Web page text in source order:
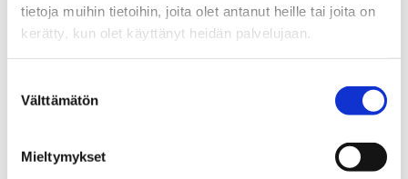
tietoja muihin tietoihin, joita olet antanut heille tai joita on
kerätty, kun olet käyttänyt heidän palvelujaan.
valinta
Välttämätön
Mieltymykset
valheellista tietoa tai vihjauksia, jotka aiheuttavat vahinkoa
tai kärsimystä. Vaikka pelimaailma veisikin hetkellisesti
käyttäytymisen tärkeyttä myös virtuaalimaailmassa.
todellisuudessa olekaan se, kuka hän väittää olevansa.